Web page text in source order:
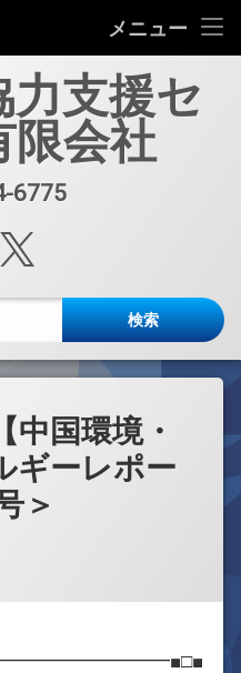
メニュー
第33回）
介
力支援セ
限会社
6775
中国環境・
ギーレポー
＞